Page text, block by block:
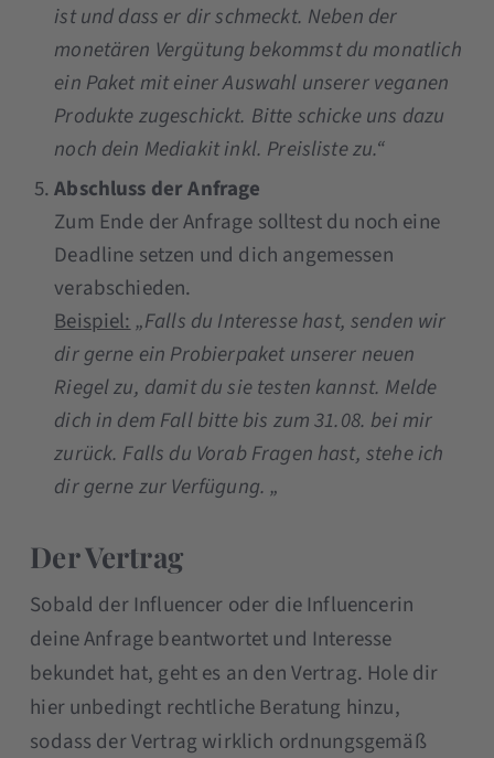
ist und dass er dir schmeckt. Neben der
monetären Vergütung bekommst du monatlich
ein Paket mit einer Auswahl unserer veganen
Produkte zugeschickt. Bitte schicke uns dazu
noch dein Mediakit inkl. Preisliste zu.“
Abschluss der Anfrage
Zum Ende der Anfrage solltest du noch eine
Deadline setzen und dich angemessen
verabschieden.
Beispiel:„Falls du Interesse hast, senden wir
dir gerne ein Probierpaket unserer neuen
Riegel zu, damit du sie testen kannst. Melde
dich in dem Fall bitte bis zum 31.08. bei mir
zurück. Falls du Vorab Fragen hast, stehe ich
dir gerne zur Verfügung. „
Der Vertrag
Sobald der Influencer oder die Influencerin
deine Anfrage beantwortet und Interesse
bekundet hat, geht es an den Vertrag. Hole dir
hier unbedingt rechtliche Beratung hinzu,
sodass der Vertrag wirklich ordnungsgemäß